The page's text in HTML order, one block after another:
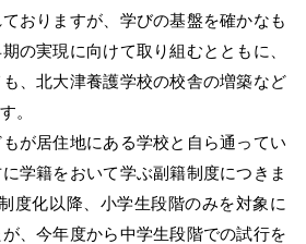
おりますが、学びの基盤を確かなも
の実現に向けて取り組むとともに、
、北大津養護学校の校舎の増築など
。
が居住地にある学校と自ら通ってい
学籍をおいて学ぶ副籍制度につきま
度化以降、小学生段階のみを対象に
、今年度から中学生段階での試行を